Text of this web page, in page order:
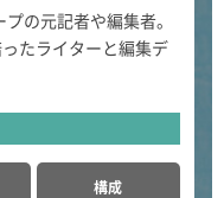
の元記者や編集者。
たライターと編集デ
構成